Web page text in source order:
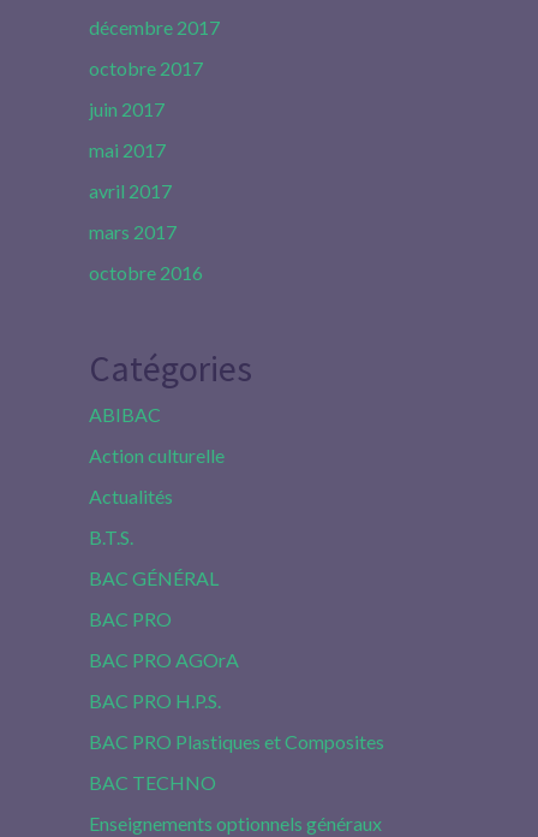
décembre 2017
octobre 2017
juin 2017
mai 2017
avril 2017
mars 2017
octobre 2016
Catégories
ABIBAC
Action culturelle
Actualités
B.T.S.
BAC GÉNÉRAL
BAC PRO
BAC PRO AGOrA
BAC PRO H.P.S.
BAC PRO Plastiques et Composites
BAC TECHNO
Enseignements optionnels généraux